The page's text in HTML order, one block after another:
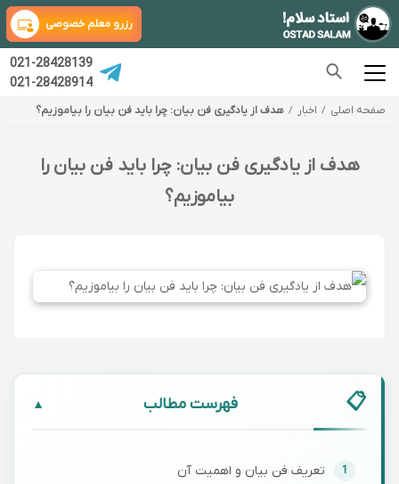
رزرو معلم خصوصی
021-28428139
021-28428914
صفحه اصلی اخبار هدف از یادگیری فن بیان: چرا باید فن بیان را بیاموزیم؟
هدف از یادگیری فن بیان: چرا باید فن بیان را
بیاموزیم؟
فهرست مطالب ▼
تعریف فن بیان و اهمیت آن